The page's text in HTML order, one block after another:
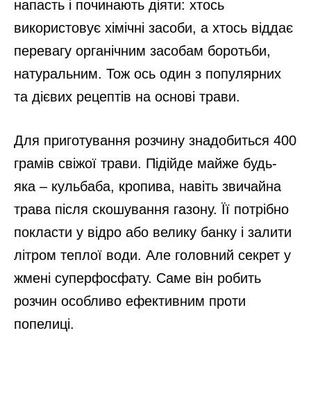
напасть і починають діяти: хтось
використовує хімічні засоби, а хтось віддає
перевагу органічним засобам боротьби,
натуральним. Тож ось один з популярних
та дієвих рецептів на основі трави.
Для приготування розчину знадобиться 400
грамів свіжої трави. Підійде майже будь-
яка – кульбаба, кропива, навіть звичайна
трава після скошування газону. Її потрібно
покласти у відро або велику банку і залити
літром теплої води. Але головний секрет у
жмені суперфосфату. Саме він робить
розчин особливо ефективним проти
попелиці.